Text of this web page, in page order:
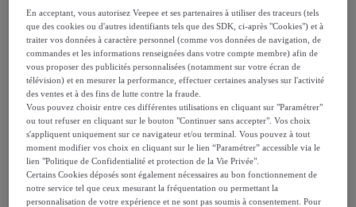
28,90 €
69,90 €
-58%
Pêche
anthracite
Ocre Céladon
En acceptant, vous autorisez Veepee et ses partenaires à utiliser des traceurs (tels
que des cookies ou d'autres identifiants tels que des SDK, ci-après "Cookies") et à
traiter vos données à caractère personnel (comme vos données de navigation, de
commandes et les informations renseignées dans votre compte membre) afin de
vous proposer des publicités personnalisées (notamment sur votre écran de
télévision) et en mesurer la performance, effectuer certaines analyses sur l'activité
des ventes et à des fins de lutte contre la fraude.
Vous pouvez choisir entre ces différentes utilisations en cliquant sur "Paramétrer"
ou tout refuser en cliquant sur le bouton "Continuer sans accepter". Vos choix
s'appliquent uniquement sur ce navigateur et/ou terminal. Vous pouvez à tout
moment modifier vos choix en cliquant sur le lien “Paramétrer” accessible via le
lien "Politique de Confidentialité et protection de la Vie Privée".
Certains Cookies déposés sont également nécessaires au bon fonctionnement de
notre service tel que ceux mesurant la fréquentation ou permettant la
personnalisation de votre expérience et ne sont pas soumis à consentement. Pour